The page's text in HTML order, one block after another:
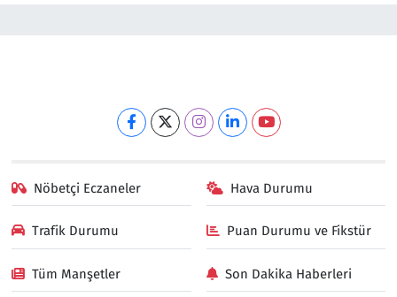
Nöbetçi Eczaneler Hava Durumu
Trafik Durumu Puan Durumu ve Fikstür
Tüm Manşetler Son Dakika Haberleri